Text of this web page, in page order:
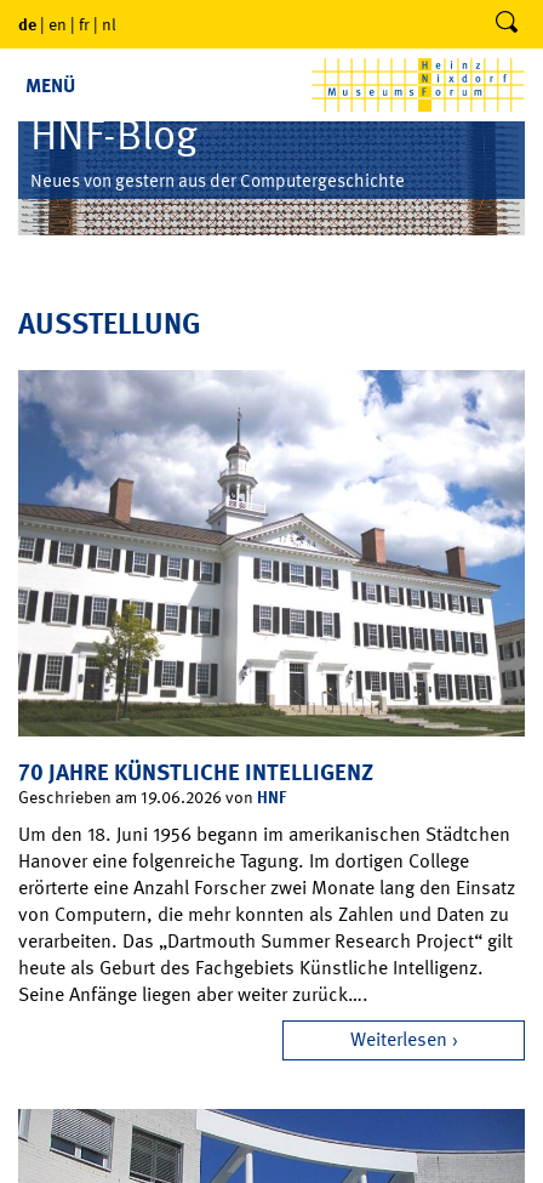
de | en | fr | nl
MENÜ
HNF-Blog
Neues von gestern aus der Computergeschichte
AUSSTELLUNG
70 JAHRE KÜNSTLICHE INTELLIGENZ
Geschrieben am 19.06.2026 von HNF
Um den 18. Juni 1956 begann im amerikanischen Städtchen
Hanover eine folgenreiche Tagung. Im dortigen College
erörterte eine Anzahl Forscher zwei Monate lang den Einsatz
von Computern, die mehr konnten als Zahlen und Daten zu
verarbeiten. Das „Dartmouth Summer Research Project“ gilt
heute als Geburt des Fachgebiets Künstliche Intelligenz.
Seine Anfänge liegen aber weiter zurück….
Weiterlesen